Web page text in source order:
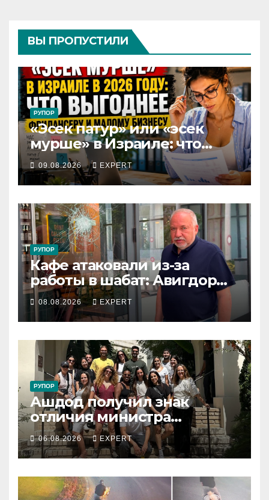
ВЫ ПРОПУСТИЛИ
РУПОР
«Эсек патур» или «эсек
мурше» в Израиле: что
выгоднее фрилансеру и
малому бизнесу в 2026 году
09.08.2026 EXPERT
РУПОР
Кафе атаковали из-за
работы в шабат: Авигдор
Либерман приехал
поддержать владельцев
08.08.2026 EXPERT
РУПОР
Ашдод получил знак
отличия министра
обороны за поддержку
резервистов
06.08.2026 EXPERT